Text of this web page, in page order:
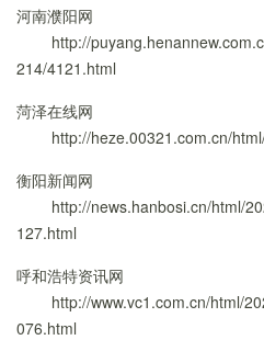
河南濮阳网
http://
214/4121.html
菏泽在线网
http://heze.00321.com.cn/
衡阳新闻网
http://news.hanbosi.cn/html/
127.html
呼和浩特资讯网
http://www.vc1.com.cn/html/
076.html